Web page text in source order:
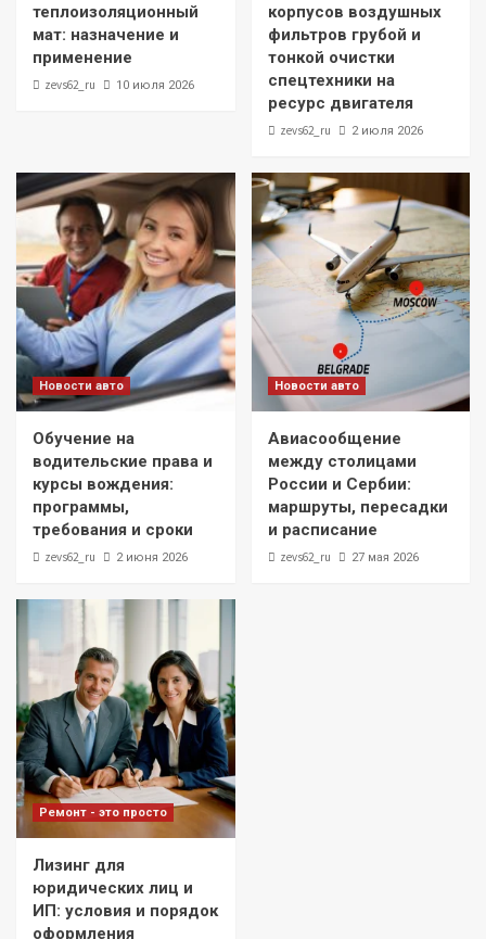
теплоизоляционный
мат: назначение и
применение
zevs62_ru 10 июля 2026
корпусов воздушных
фильтров грубой и
тонкой очистки
спецтехники на
ресурс двигателя
zevs62_ru 2 июля 2026
Новости авто
Обучение на
водительские права и
курсы вождения:
программы,
требования и сроки
zevs62_ru 2 июня 2026
Новости авто
Авиасообщение
между столицами
России и Сербии:
маршруты, пересадки
и расписание
zevs62_ru 27 мая 2026
Ремонт - это просто
Лизинг для
юридических лиц и
ИП: условия и порядок
оформления